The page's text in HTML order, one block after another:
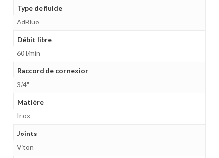
Type de fluide
AdBlue
Débit libre
60 l/min
Raccord de connexion
3/4"
Matière
Inox
Joints
Viton